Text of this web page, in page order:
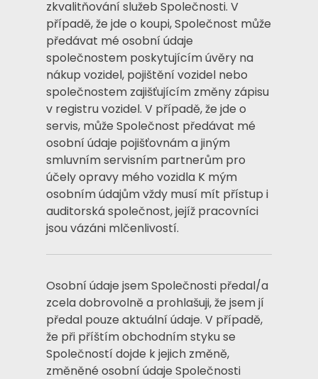
zkvalitňování služeb Společnosti. V
případě, že jde o koupi, Společnost může
předávat mé osobní údaje
společnostem poskytujícím úvěry na
nákup vozidel, pojištění vozidel nebo
společnostem zajišťujícím změny zápisu
v registru vozidel. V případě, že jde o
servis, může Společnost předávat mé
osobní údaje pojišťovnám a jiným
smluvním servisním partnerům pro
účely opravy mého vozidla K mým
osobním údajům vždy musí mít přístup i
auditorská společnost, jejíž pracovníci
jsou vázáni mlčenlivostí.
Osobní údaje jsem Společnosti předal/a
zcela dobrovolně a prohlašuji, že jsem jí
předal pouze aktuální údaje. V případě,
že při příštím obchodním styku se
Společností dojde k jejich změně,
změněné osobní údaje Společnosti